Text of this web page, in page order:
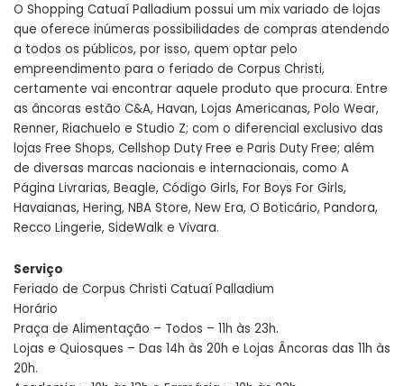
O Shopping Catuaí Palladium possui um mix variado de lojas
que oferece inúmeras possibilidades de compras atendendo
a todos os públicos, por isso, quem optar pelo
empreendimento para o feriado de Corpus Christi,
certamente vai encontrar aquele produto que procura. Entre
as âncoras estão C&A, Havan, Lojas Americanas, Polo Wear,
Renner, Riachuelo e Studio Z; com o diferencial exclusivo das
lojas Free Shops, Cellshop Duty Free e Paris Duty Free; além
de diversas marcas nacionais e internacionais, como A
Página Livrarias, Beagle, Código Girls, For Boys For Girls,
Havaianas, Hering, NBA Store, New Era, O Boticário, Pandora,
Recco Lingerie, SideWalk e Vivara.
Serviço
Feriado de Corpus Christi Catuaí Palladium
Horário
Praça de Alimentação – Todos – 11h às 23h.
Lojas e Quiosques – Das 14h às 20h e Lojas Âncoras das 11h às
20h.